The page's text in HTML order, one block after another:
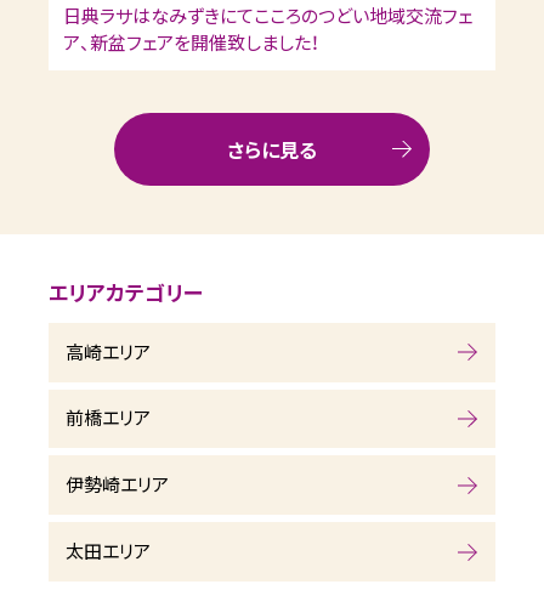
日典ラサはなみずきにてこころのつどい地域交流フェ
ア、新盆フェアを開催致しました！
さらに見る
エリアカテゴリー
高崎エリア
前橋エリア
伊勢崎エリア
太田エリア